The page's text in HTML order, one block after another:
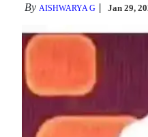
By AISHWARYA G Jan 29,